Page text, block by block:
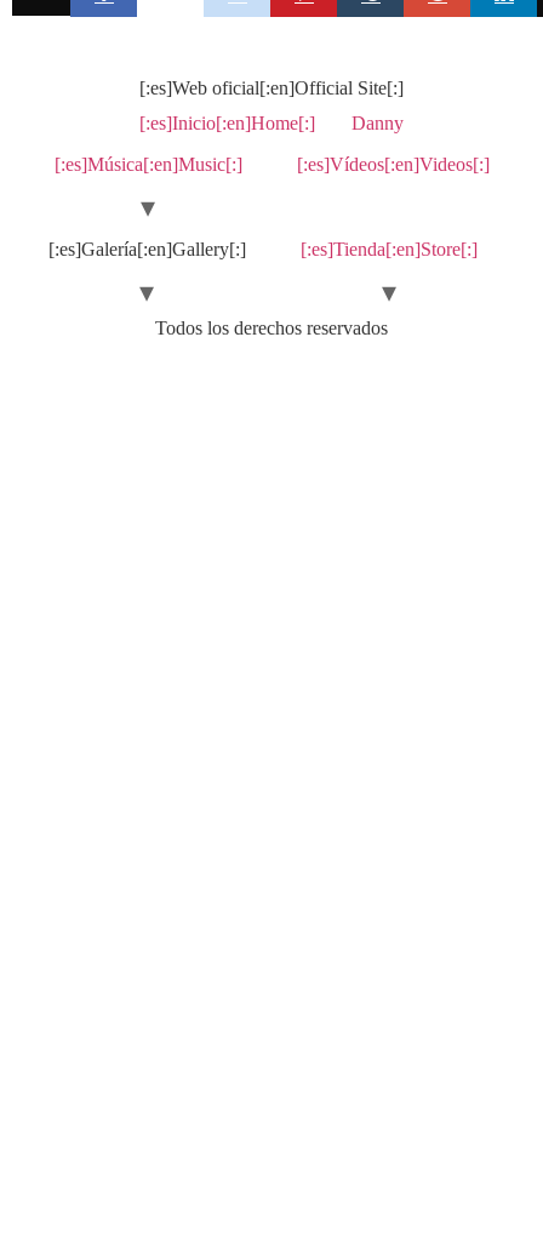
[:es]Web oficial[:en]Official Site[:]
[:es]Inicio[:en]Home[:]
Danny
[:es]Música[:en]Music[:]
[:es]Vídeos[:en]Videos[:]
[:es]Galería[:en]Gallery[:] [:es]Tienda[:en]Store[:]
Todos los derechos reservados